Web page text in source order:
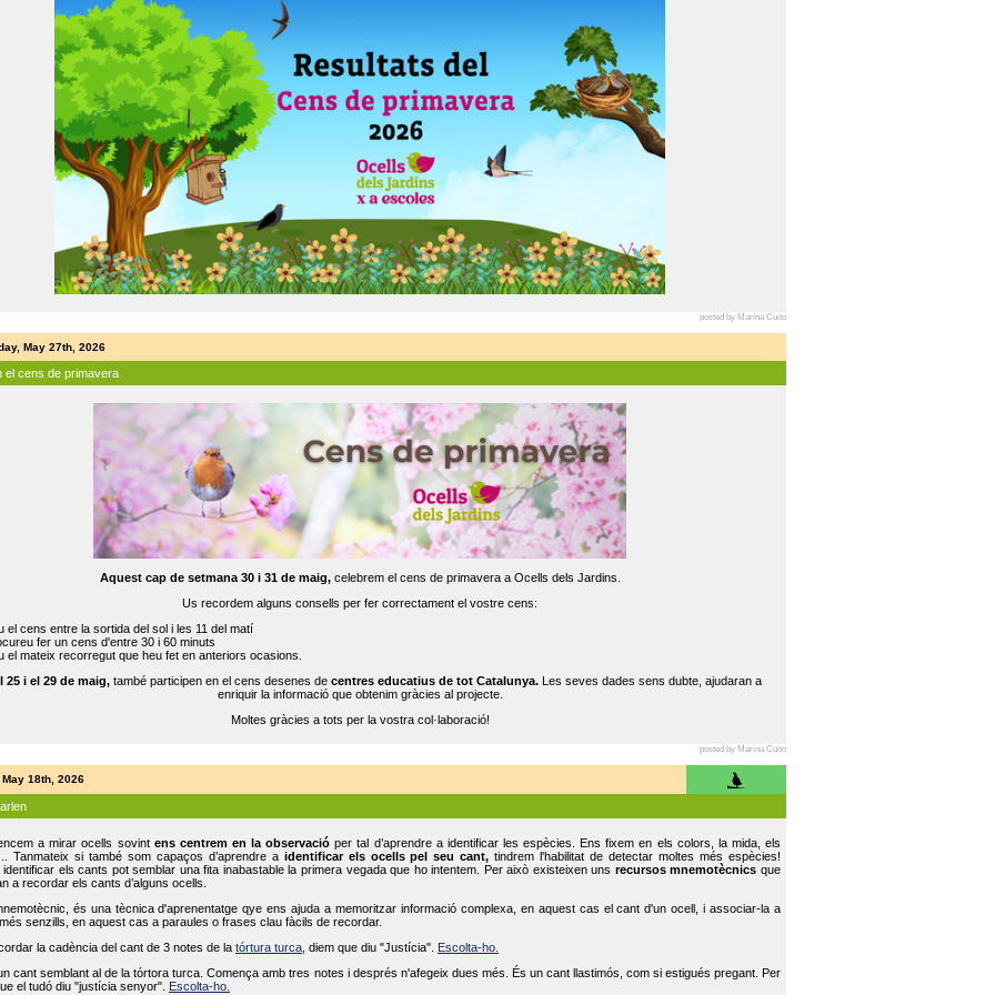
posted by Marina Cuito
May 27th, 2026
el cens de primavera
Aquest cap de setmana 30 i 31 de maig,celebrem el cens de primavera a Ocells dels Jardins.
Us recordem alguns consells per fer correctament el vostre cens:
el cens entre la sortida del sol i les 11 del matí
fer un cens d'entre 30 i 60 minuts
el mateix recorregut que heu fet en anteriors ocasions.
25 i el 29 de maig,també participen en el cens desenes de centres educatius de tot Catalunya.Les seves dades sens dubte, ajudaran a
enriquir la informació que obtenim gràcies al projecte.
Moltes gràcies a tots per la vostra col·laboració!
posted by Marina Cuito
May 18th, 2026
a mirar ocells sovint ens centrem en la observació per tal d’aprendre a identificar les espècies. Ens fixem en els colors, la mida, els
Tanmateix si també som capaços d’aprendre a identificar els ocells pel seu cant, tindrem l'habilitat de detectar moltes més espècies!
els cants pot semblar una fita inabastable la primera vegada que ho intentem. Per això existeixen uns recursos mnemotècnics que
a recordar els cants d’alguns ocells.
és una tècnica d'aprenentatge qye ens ajuda a memoritzar informació complexa, en aquest cas el cant d'un ocell, i associar-la a
senzills, en aquest cas a paraules o frases clau fàcils de recordar.
la cadència del cant de 3 notes de la tórtura turca , diem que diu "Justícia".
Escolta-ho.
cant semblant al de la tórtora turca. Comença amb tres notes i després n'afegeix dues més. És un cant llastimós, com si estigués pregant. Per
el tudó diu "justícia senyor".
Escolta-ho.